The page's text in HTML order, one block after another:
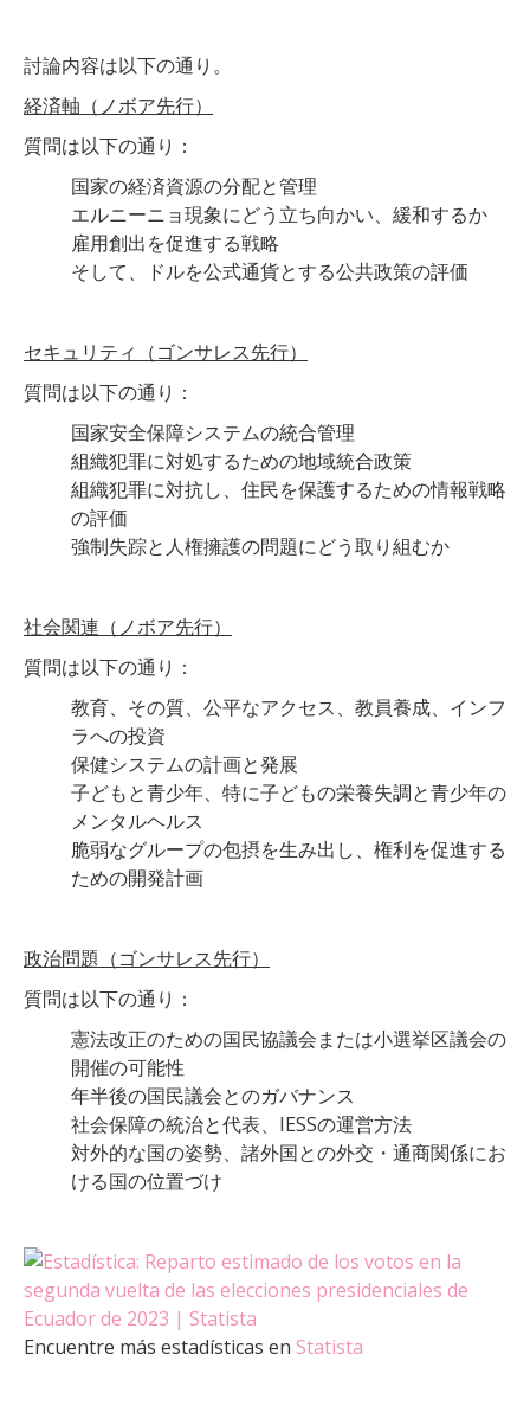
討論内容は以下の通り。
経済軸（ノボア先行）
質問は以下の通り：
国家の経済資源の分配と管理
エルニーニョ現象にどう立ち向かい、緩和するか
雇用創出を促進する戦略
そして、ドルを公式通貨とする公共政策の評価
セキュリティ（ゴンサレス先行）
質問は以下の通り：
国家安全保障システムの統合管理
組織犯罪に対処するための地域統合政策
組織犯罪に対抗し、住民を保護するための情報戦略
の評価
強制失踪と人権擁護の問題にどう取り組むか
社会関連（ノボア先行）
質問は以下の通り：
教育、その質、公平なアクセス、教員養成、インフ
ラへの投資
保健システムの計画と発展
子どもと青少年、特に子どもの栄養失調と青少年の
メンタルヘルス
脆弱なグループの包摂を生み出し、権利を促進する
ための開発計画
政治問題（ゴンサレス先行）
質問は以下の通り：
憲法改正のための国民協議会または小選挙区議会の
開催の可能性
年半後の国民議会とのガバナンス
社会保障の統治と代表、IESSの運営方法
対外的な国の姿勢、諸外国との外交・通商関係にお
ける国の位置づけ
Encuentre más estadísticas en Statista